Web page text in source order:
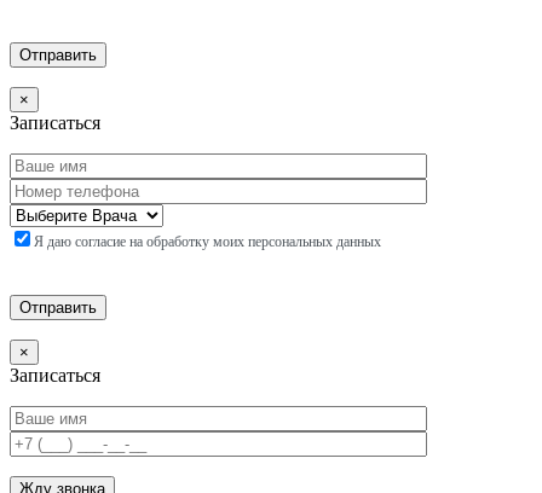
×
Записаться
Я даю согласие на обработку моих персональных данных
×
Записаться